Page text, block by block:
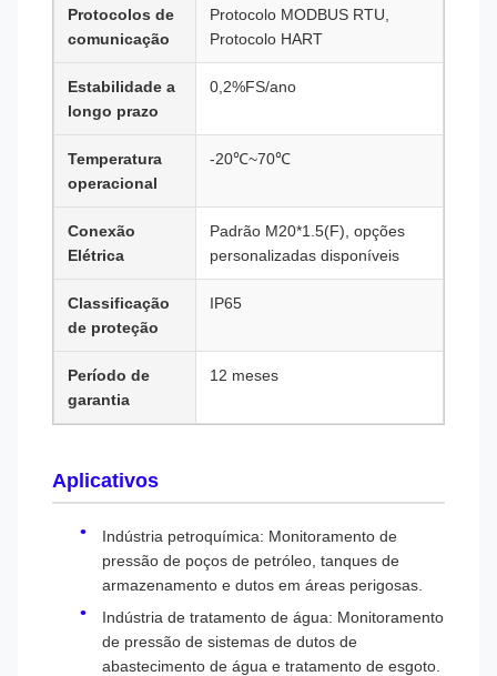
Protocolos de
comunicação
Protocolo MODBUS RTU,
Protocolo HART
Estabilidade a
longo prazo
0,2%FS/ano
Temperatura
operacional
-20℃~70℃
Conexão
Elétrica
Padrão M20*1.5(F), opções
personalizadas disponíveis
Classificação
de proteção
IP65
Período de
garantia
12 meses
Aplicativos
Indústria petroquímica: Monitoramento de
pressão de poços de petróleo, tanques de
armazenamento e dutos em áreas perigosas.
Indústria de tratamento de água: Monitoramento
de pressão de sistemas de dutos de
abastecimento de água e tratamento de esgoto.